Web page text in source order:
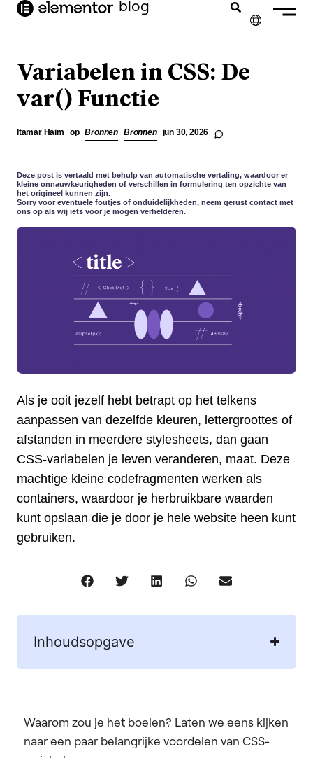
blog
ENGLISH
ESPAÑOL
ITALIANO
Variabelen in CSS: De
var() Functie
Itamar Haim op Bronnen Bronnen jun 30, 2026
Deze post is vertaald met behulp van automatische vertaling, waardoor er
kleine onnauwkeurigheden of verschillen in formulering ten opzichte van
het origineel kunnen zijn.
Sorry voor eventuele foutjes of onduidelijkheden, neem gerust contact met
ons op als wij iets voor je mogen verhelderen.
Als je ooit jezelf hebt betrapt op het telkens
aanpassen van dezelfde kleuren, lettergroottes of
afstanden in meerdere stylesheets, dan gaan
CSS-variabelen je leven veranderen, maat. Deze
machtige kleine codefragmenten werken als
containers, waardoor je herbruikbare waarden
kunt opslaan die je door je hele website heen kunt
gebruiken.
Inhoudsopgave
Waarom zou je het boeien? Laten we eens kijken
naar een paar belangrijke voordelen van CSS-